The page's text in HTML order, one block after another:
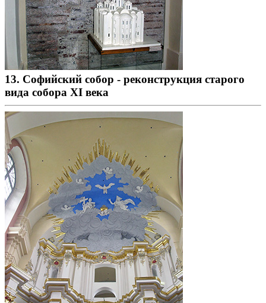
13. Софийский собор - реконструкция старого
вида собора XI века